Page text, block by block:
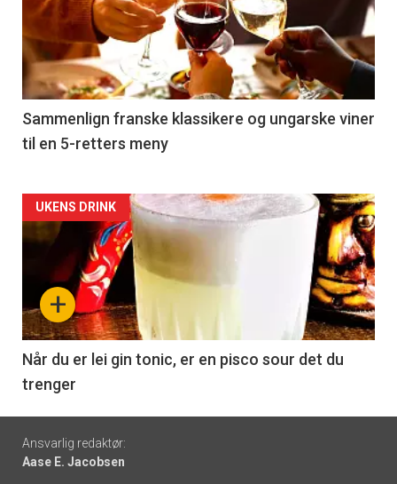
akkurat
nå
-
5
Sammenlign franske klassikere og ungarske viner
til en 5-retters meny
Forsiden
akkurat
nå
-
6
+
UKENS DRINK
Når du er lei gin tonic, er en pisco sour det du
trenger
Footer
-
Ansvarlig redaktør:
Aase E. Jacobsen